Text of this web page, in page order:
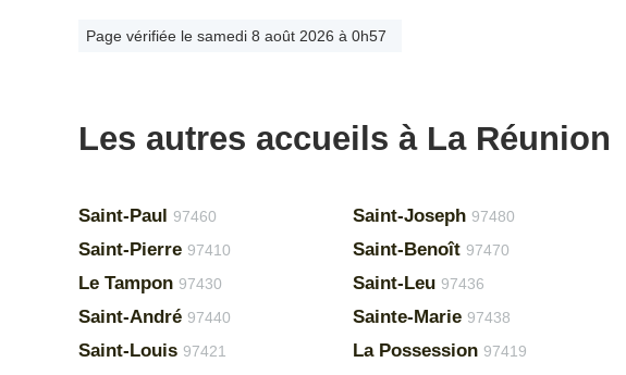
Page vérifiée le samedi 8 août 2026 à 0h57
Les autres accueils à La Réunion
Saint-Paul 97460
Saint-Pierre 97410
Le Tampon 97430
Saint-André 97440
Saint-Louis 97421
Saint-Joseph 97480
Saint-Benoît 97470
Saint-Leu 97436
Sainte-Marie 97438
La Possession 97419